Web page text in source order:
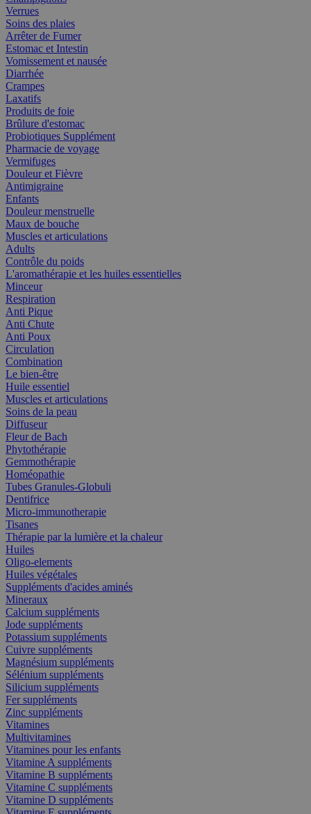
Verrues
Soins des plaies
Arrêter de Fumer
Estomac et Intestin
Vomissement et nausée
Diarrhée
Crampes
Laxatifs
Produits de foie
Brûlure d'estomac
Probiotiques Supplément
Pharmacie de voyage
Vermifuges
Douleur et Fièvre
Antimigraine
Enfants
Douleur menstruelle
Maux de bouche
Muscles et articulations
Adults
Contrôle du poids
L'aromathérapie et les huiles essentielles
Minceur
Respiration
Anti Pique
Anti Chute
Anti Poux
Circulation
Combination
Le bien-être
Huile essentiel
Muscles et articulations
Soins de la peau
Diffuseur
Fleur de Bach
Phytothérapie
Gemmothérapie
Homéopathie
Tubes Granules-Globuli
Dentifrice
Micro-immunotherapie
Tisanes
Thérapie par la lumière et la chaleur
Huiles
Oligo-elements
Huiles végétales
Suppléments d'acides aminés
Mineraux
Calcium suppléments
Jode suppléments
Potassium suppléments
Cuivre suppléments
Magnésium suppléments
Sélénium suppléments
Silicium suppléments
Fer suppléments
Zinc suppléments
Vitamines
Multivitamines
Vitamines pour les enfants
Vitamine A suppléments
Vitamine B suppléments
Vitamine C suppléments
Vitamine D suppléments